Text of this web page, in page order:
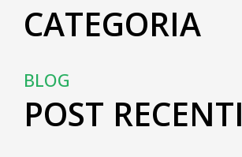
CATEGORIA
BLOG
POST RECENTI